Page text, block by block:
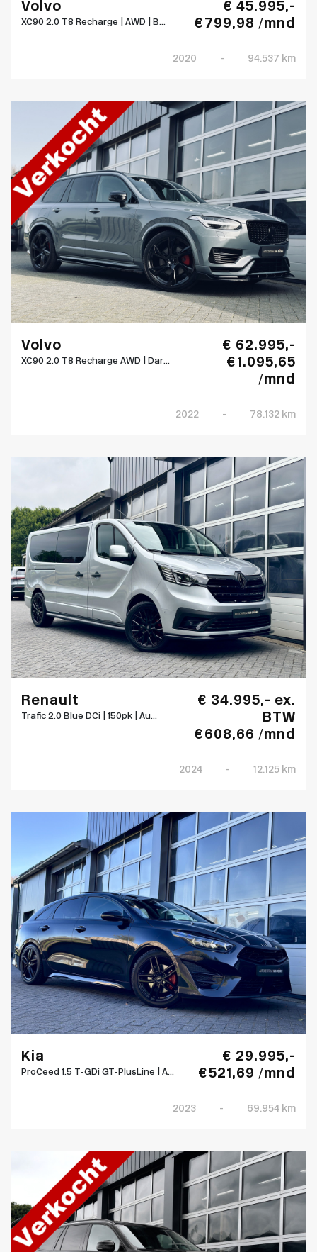
Volvo
XC90 2.0 T8 Recharge | AWD | B...
€ 45.995,-
€ 799,98 /mnd
2020 - 94.537 km
Volvo
XC90 2.0 T8 Recharge AWD | Dar...
€ 62.995,-
€ 1.095,65
/mnd
2022 - 78.132 km
Renault
Trafic 2.0 Blue DCi | 150pk | Au...
€ 34.995,- ex.
BTW
€ 608,66 /mnd
2024 - 12.125 km
Kia
ProCeed 1.5 T-GDi GT-PlusLine | A...
€ 29.995,-
€ 521,69 /mnd
2023 - 69.954 km